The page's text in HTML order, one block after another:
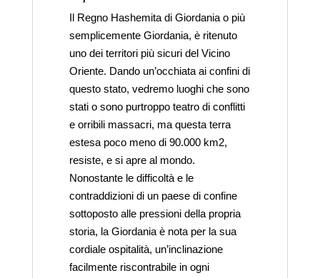
Il Regno Hashemita di Giordania o più
semplicemente Giordania, è ritenuto
uno dei territori più sicuri del Vicino
Oriente. Dando un’occhiata ai confini di
questo stato, vedremo luoghi che sono
stati o sono purtroppo teatro di conflitti
e orribili massacri, ma questa terra
estesa poco meno di 90.000 km2,
resiste, e si apre al mondo.
Nonostante le difficoltà e le
contraddizioni di un paese di confine
sottoposto alle pressioni della propria
storia, la Giordania è nota per la sua
cordiale ospitalità, un’inclinazione
facilmente riscontrabile in ogni